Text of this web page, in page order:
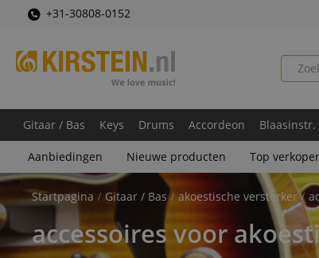
+31-30808-0152
Gitaar / Bas Keys Drums Accordeon Blaasinstr.
Aanbiedingen Nieuwe producten Top verkoper
Startpagina Gitaar / Bas akoestische versterker
accessoires voor